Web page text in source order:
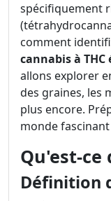
spécifiquement
comment
cannabis à THC
allons explorer
des graines, les
plus encore.
monde
Qu'est-ce
Définition